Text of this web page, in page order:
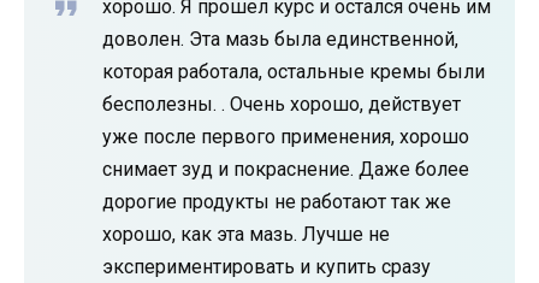
хорошо. Я прошел курс и остался очень им
доволен. Эта мазь была единственной,
которая работала, остальные кремы были
бесполезны. . Очень хорошо, действует
уже после первого применения, хорошо
снимает зуд и покраснение. Даже более
дорогие продукты не работают так же
хорошо, как эта мазь. Лучше не
экспериментировать и купить сразу